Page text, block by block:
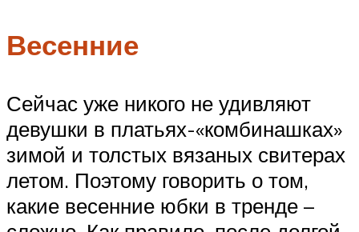
Весенние
Сейчас уже никого не удивляют
девушки в платьях-«комбинашках»
зимой и толстых вязаных свитерах
летом. Поэтому говорить о том,
какие весенние юбки в тренде –